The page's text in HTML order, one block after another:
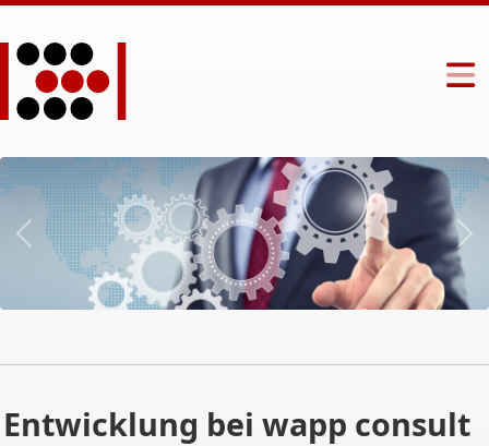
Entwicklung bei wapp consult